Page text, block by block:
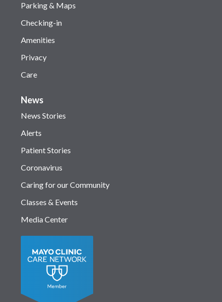
Parking & Maps
Checking-in
Amenities
Privacy
Care
News
News Stories
Alerts
Patient Stories
Coronavirus
Caring for our Community
Classes & Events
Media Center